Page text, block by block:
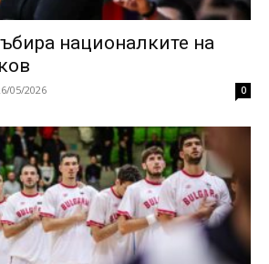
националките на
05/2026 0